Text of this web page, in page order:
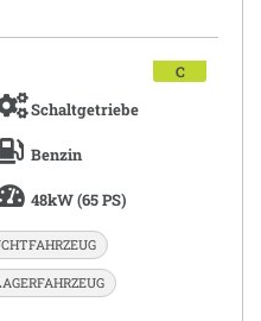
Schaltgetriebe
Benzin
48kW (65 PS)
C